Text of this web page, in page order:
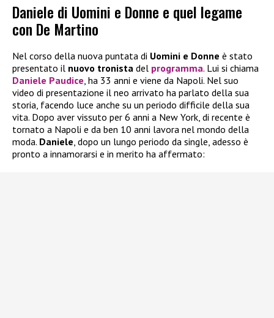
Daniele di Uomini e Donne e quel legame
con De Martino
Nel corso della nuova puntata di Uomini e Donne è stato
presentato il nuovo tronista del programma. Lui si chiama
Daniele Paudice, ha 33 anni e viene da Napoli. Nel suo
video di presentazione il neo arrivato ha parlato della sua
storia, facendo luce anche su un periodo difficile della sua
vita. Dopo aver vissuto per 6 anni a New York, di recente è
tornato a Napoli e da ben 10 anni lavora nel mondo della
moda. Daniele, dopo un lungo periodo da single, adesso è
pronto a innamorarsi e in merito ha affermato: